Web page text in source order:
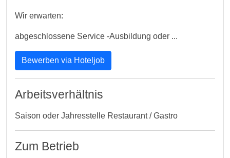
Wir erwarten:
abgeschlossene Service -Ausbildung oder ...
Bewerben via Hoteljob
Arbeitsverhältnis
Saison oder Jahresstelle Restaurant / Gastro
Zum Betrieb